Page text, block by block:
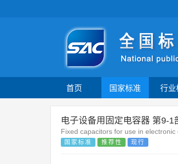
首页 国家标准 行业
电子设备用固定电容器 第9-
Fixed capacitors for use in
国家标准 推荐性 现行